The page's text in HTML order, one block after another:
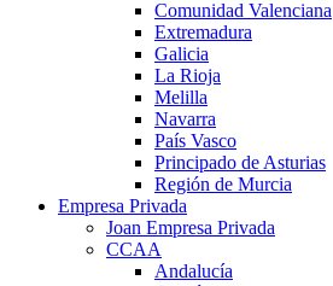
Comunidad Valenciana
Extremadura
Galicia
La Rioja
Melilla
Navarra
País Vasco
Principado de Asturias
Región de Murcia
Empresa Privada
Joan Empresa Privada
CCAA
Andalucía